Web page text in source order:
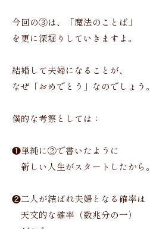
今回の③は、「魔法のことば」
を更に深堀りしていきますよ。
結婚して夫婦になることが、
なぜ「おめでとう」なのでしょう。
僕的な考察としては：
❶単純に②で書いたように
新しい人生がスタートしたから。
❷二人が結ばれ夫婦となる確率は
天文的な確率（数兆分の一）